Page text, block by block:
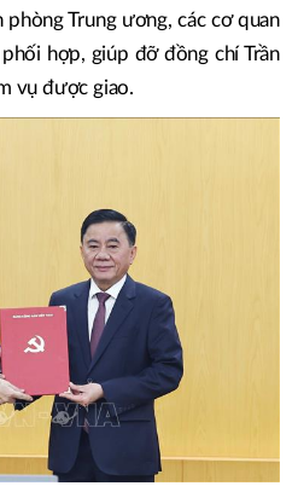
phòng Trung ương, các cơ quan
hợp, giúp đỡ đồng chí Trần
vụ được giao.